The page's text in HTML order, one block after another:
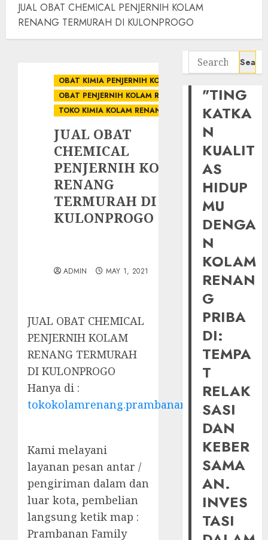
JUAL OBAT CHEMICAL PENJERNIH KOLAM
RENANG TERMURAH DI KULONPROGO
OBAT KIMIA PENJERNIH KOLAM
OBAT PENJERNIH KOLAM RENANG
TOKO KIMIA KOLAM RENANG
JUAL OBAT
CHEMICAL
PENJERNIH KOLAM
RENANG
TERMURAH DI
KULONPROGO
ADMIN MAY 1, 2021
JUAL OBAT CHEMICAL
PENJERNIH KOLAM
RENANG TERMURAH
DI KULONPROGO
Hanya di :
tokokolamrenang.prambananfamily.com
Kami melayani
layanan pesan antar /
pengiriman dalam dan
luar kota, pembelian
langsung ketik map :
Prambanan Family
Search
for:
"TING
KATKA
N
KUALIT
AS
HIDUP
MU
DENGA
N
KOLAM
RENAN
G
PRIBA
DI:
TEMPA
T
RELAK
SASI
DAN
KEBER
SAMA
AN.
INVES
TASI